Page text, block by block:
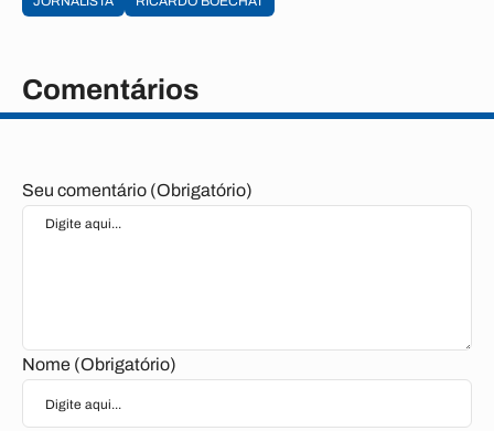
Comentários
Seu comentário (Obrigatório)
Nome (Obrigatório)